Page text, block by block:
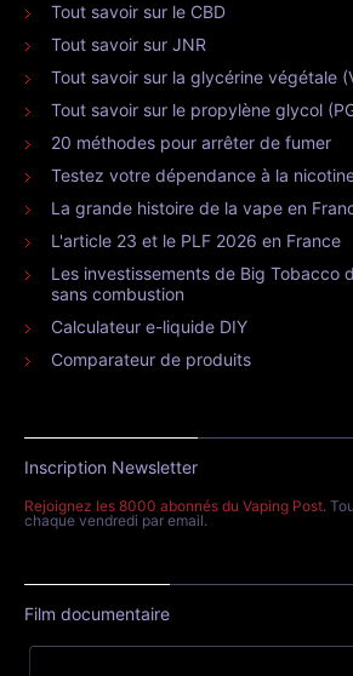
Tout savoir sur le CBD
Tout savoir sur JNR
Tout savoir sur la glycérine végétale
Tout savoir sur le propylène glycol
20 méthodes pour arrêter de fumer
Testez votre dépendance à la
La grande histoire de la vape en
L'article 23 et le PLF 2026 en France
Les investissements de Big Tobacco
sans combustion
Calculateur e-liquide DIY
Comparateur de produits
Inscription Newsletter
Rejoignez les 8000 abonnés du Vaping Post.
chaque vendredi par email.
Film documentaire